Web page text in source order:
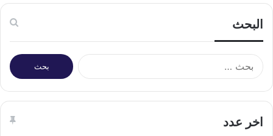
البحث
البحث
عن:
اخر عدد